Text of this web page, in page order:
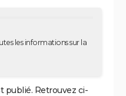
les informations sur la
publié. Retrouvez ci-